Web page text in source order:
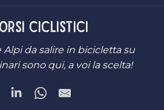
CICLISTICI
da salire in bicicletta su
sono qui, a voi la scelta!